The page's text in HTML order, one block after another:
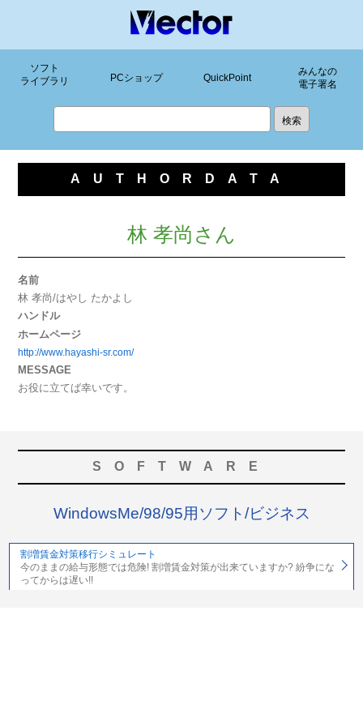
ソフト
ライブラリ
PCショップ QuickPoint
みんなの
電子署名
AUTHORDATA
林 孝尚さん
名前
林 孝尚/はやし たかよし
ハンドル
ホームページ
http://www.hayashi-sr.com/
MESSAGE
お役に立てば幸いです。
SOFTWARE
WindowsMe/98/95用ソフト/ビジネス
割増賃金対策移行シミュレート
今のままの給与形態では危険! 割増賃金対策が出来ていますか? 紛争にな
ってからは遅い!!